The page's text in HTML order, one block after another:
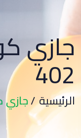
جازي
402
الرئيسية جازي